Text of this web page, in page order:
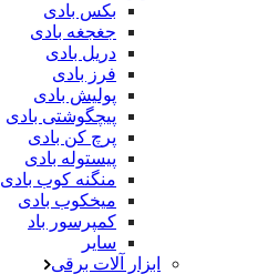
بکس بادی
جغجغه بادی
دریل بادی
فرز بادی
پولیش بادی
پیچگوشتی بادی
پرچ کن بادی
پیستوله بادی
منگنه کوب بادی
میخکوب بادی
کمپرسور باد
سایر
ابزار آلات برقی